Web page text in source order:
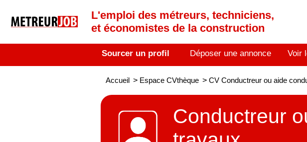
L'emploi des métreurs, techniciens,
et économistes de la construction
Sourcer un profil Déposer une annonce Voir
Accueil > Espace CVthèque > CV Conductreur ou aide
Conductreur